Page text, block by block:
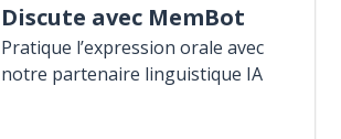
Discute avec MemBot
Pratique l’expression orale avec
notre partenaire linguistique IA